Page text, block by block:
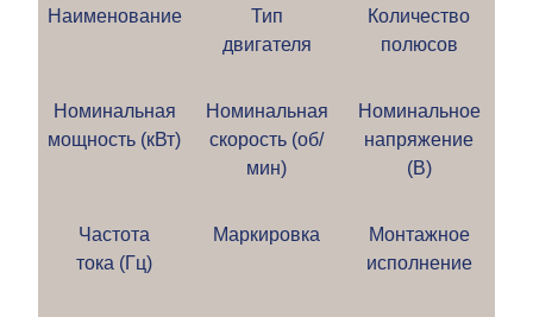
Наименование
Тип
двигателя
Количество
полюсов
Номинальная
мощность (кВт)
Номинальная
скорость (об/
мин)
Номинальное
напряжение
(В)
Частота
тока (Гц)
Маркировка
Монтажное
исполнение